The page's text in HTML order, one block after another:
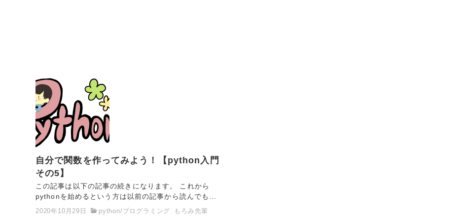
自分で関数を作ってみよう！【python入門
その5】
この記事は以下の記事の続きになります。 これから
pythonを始めるという方は以前の記事から読んでも...
2020年10月29日
python/プログラミング もろみ先輩